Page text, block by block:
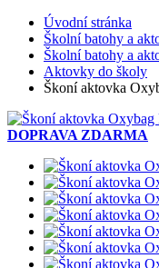
Úvodní stránka
Školní batohy a
Školní batohy a
Aktovky do školy
Škoní aktovka
DOPRAVA ZDARMA